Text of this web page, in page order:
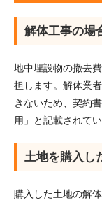
解体工事の場
地中埋設物の撤去
担します。解体業
きないため、契約
用」と記載されて
土地を購入し
購入した土地の解